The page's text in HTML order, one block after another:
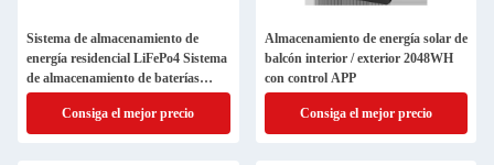
Sistema de almacenamiento de
energía residencial LiFePo4 Sistema
de almacenamiento de baterías
solares de 2,56 kWh
Consiga el mejor precio
Almacenamiento de energía solar de
balcón interior / exterior 2048WH
con control APP
Consiga el mejor precio